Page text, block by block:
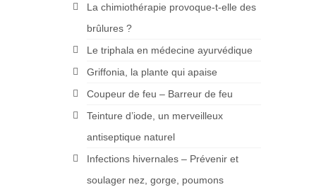
La chimiothérapie provoque-t-elle des
brûlures ?
Le triphala en médecine ayurvédique
Griffonia, la plante qui apaise
Coupeur de feu – Barreur de feu
Teinture d’iode, un merveilleux
antiseptique naturel
Infections hivernales – Prévenir et
soulager nez, gorge, poumons